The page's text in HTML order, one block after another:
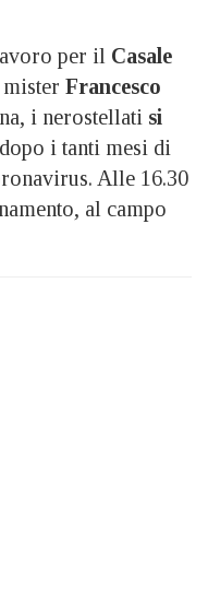
per il Casale
Francesco
i nerostellati si
dopo i tanti mesi di
Alle 16.30
al campo